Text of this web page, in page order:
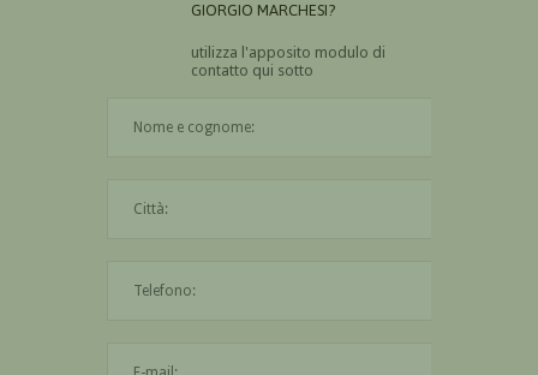
GIORGIO MARCHESI?
utilizza l'apposito modulo di
contatto qui sotto